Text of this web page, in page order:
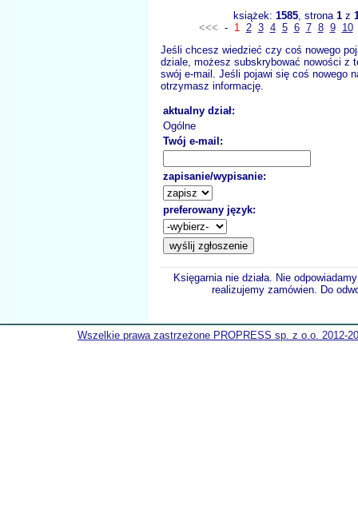
książek: 1585, strona 1z
<<< - 1 2 3 4 5 6 7 8 9
10
Jeśli chcesz wiedzieć czy coś nowego
dziale, możesz subskrybować nowości z
swój e-mail. Jeśli pojawi się coś nowego
otrzymasz informację.
aktualny dział:
Ogólne
Twój e-mail:
zapisanie/wypisanie:
preferowany język:
Księgarnia nie działa. Nie
realizujemy zamówien. Do
Wszelkie prawa zastrzeżone PROPRESS sp. z o.o. 2012-